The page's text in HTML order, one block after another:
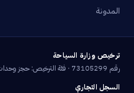
المدونة
ترخيص وزارة السياحة
رقم 73105299 · فئة الترخيص: حجز وحدات الضيافة وتنظيم الرحلات السياحية
السجل التجاري